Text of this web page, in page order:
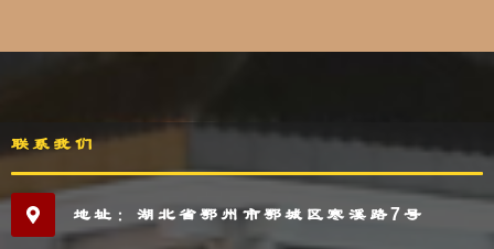
联系我们
地址：湖北省鄂州市鄂城区寒溪路7号